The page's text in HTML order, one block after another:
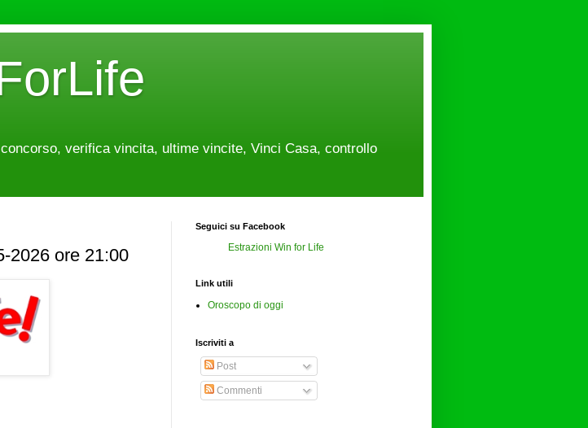
verifica vincita, ultime vincite, Vinci Casa, controllo
2026 ore 21:00
Seguici su Facebook
Estrazioni Win for Life
Link utili
Oroscopo di oggi
Iscriviti a
Post
Commenti